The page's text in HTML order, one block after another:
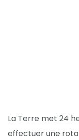
La Terre met 24
effectuer une